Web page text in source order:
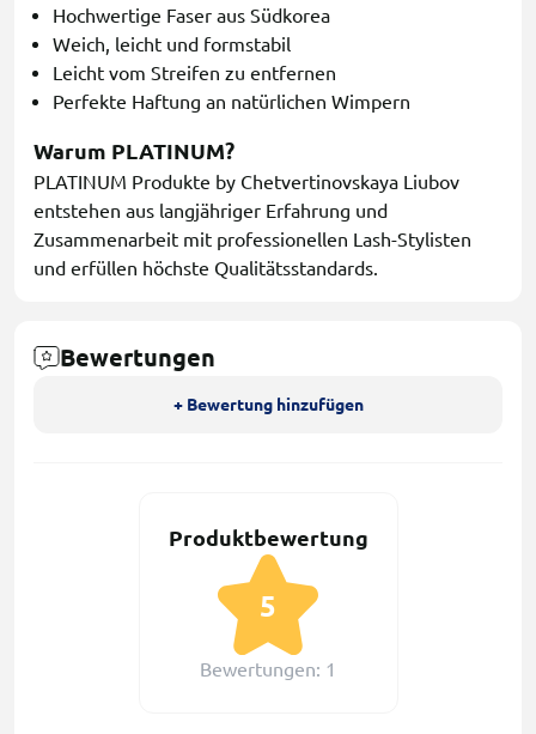
Hochwertige Faser aus Südkorea
Weich, leicht und formstabil
Leicht vom Streifen zu entfernen
Perfekte Haftung an natürlichen Wimpern
Warum PLATINUM?
PLATINUM Produkte by Chetvertinovskaya Liubov
entstehen aus langjähriger Erfahrung und
Zusammenarbeit mit professionellen Lash-Stylisten
und erfüllen höchste Qualitätsstandards.
Bewertungen
+ Bewertung hinzufügen
Produktbewertung
5
Bewertungen: 1